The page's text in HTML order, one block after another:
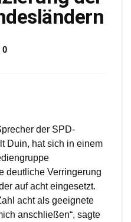
0
der SPD-
Duin, hat sich in einem
deutliche Verringerung
auf acht eingesetzt.
acht als geeignete
anschließen“, sagte